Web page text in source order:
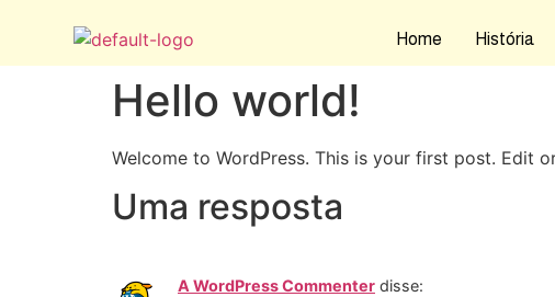
Home História
Hello world!
Welcome to WordPress. This is your first post. Edit
Uma resposta
A WordPress Commenter disse: